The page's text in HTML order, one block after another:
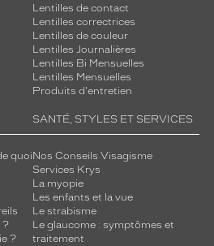
Lentilles de contact
Lentilles correctrices
Lentilles de couleur
Lentilles Journalières
Lentilles Bi Mensuelles
Lentilles Mensuelles
Produits d'entretien
quoi
?
?
SANTÉ, STYLES ET SERVICES
Nos Conseils Visagisme
Services Krys
La myopie
Les enfants et la vue
Le strabisme
Le glaucome : symptômes et
traitement